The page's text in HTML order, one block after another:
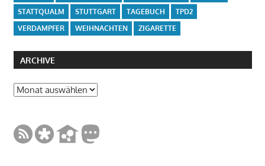
STATTQUALM
STUTTGART TAGEBUCH
TPD2
VERDAMPFER
WEIHNACHTEN ZIGARETTE
ARCHIVE
Archive